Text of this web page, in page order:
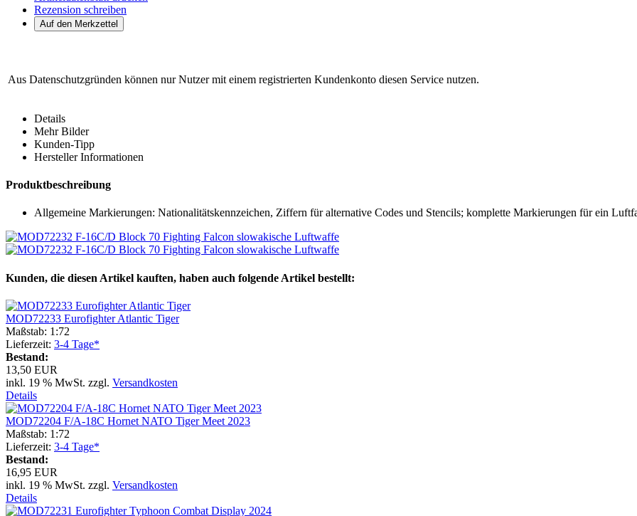
Rezension schreiben
Aus Datenschutzgründen können nur Nutzer mit einem registrierten Kundenkonto diesen Service nutzen.
Details
Mehr Bilder
Kunden-Tipp
Hersteller Informationen
Produktbeschreibung
Allgemeine Markierungen: Nationalitätskennzeichen, Ziffern für alternative Codes und Stencils; komplette Markierungen für ein
Kunden, die diesen Artikel kauften, haben auch folgende Artikel bestellt:
MOD72233 Eurofighter Atlantic Tiger
Maßstab: 1:72
Lieferzeit: 3-4 Tage*
Bestand:
13,50 EUR
inkl. 19 % MwSt. zzgl. Versandkosten
Details
MOD72204 F/A-18C Hornet NATO Tiger Meet 2023
Maßstab: 1:72
Lieferzeit: 3-4 Tage*
Bestand:
16,95 EUR
inkl. 19 % MwSt. zzgl. Versandkosten
Details